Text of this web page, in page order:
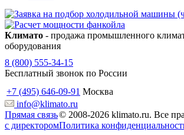
Климато - продажа промышленного
оборудования
8 (800) 555-34-15
Бесплатный звонок по России
+7 (495) 646-09-91 Москва
info@klimato.ru
Прямая связь
с директором
© 2008-2026 klimato.ru. Все
Политика